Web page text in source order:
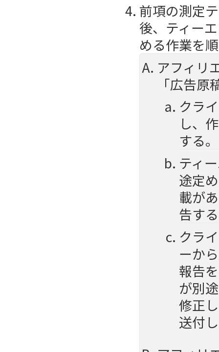
前項の測定
後、ティー
める作業を
アフィリ
「広告
クラ
し、
する。
ティ
途定
載が
告す
クラ
ーか
報告
が別
修正
送付